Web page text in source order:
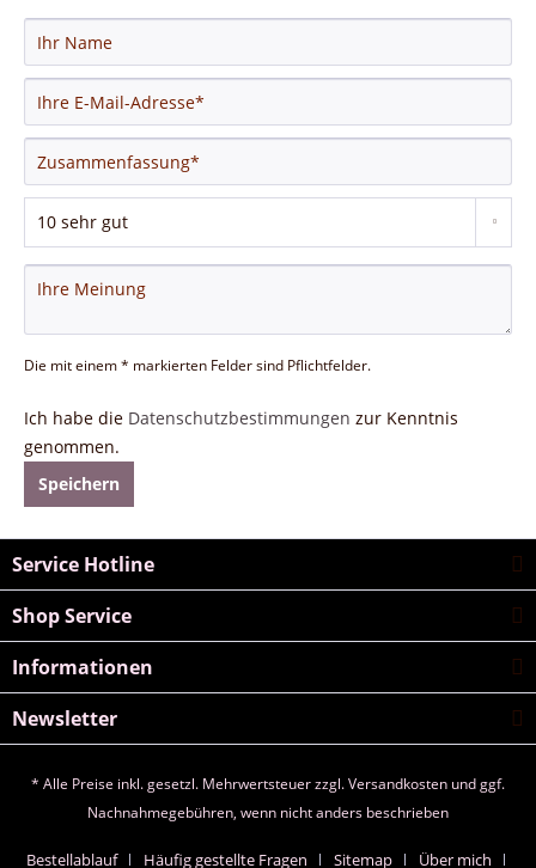
Die mit einem * markierten Felder sind Pflichtfelder.
Ich habe die Datenschutzbestimmungen zur Kenntnis
genommen.
Speichern
Service Hotline
Shop Service
Informationen
Newsletter
* Alle Preise inkl. gesetzl. Mehrwertsteuer zzgl.Versandkosten und ggf.
Nachnahmegebühren, wenn nicht anders beschrieben
Bestellablauf Häufig gestellte Fragen Sitemap Über mich